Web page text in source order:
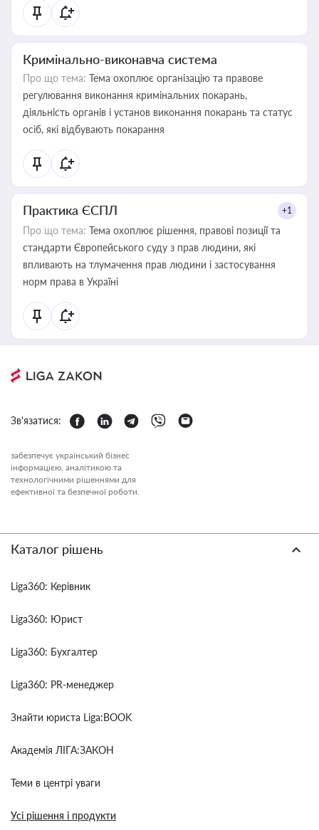
Кримінально-виконавча система
Про що тема: Тема охоплює організацію та правове
регулювання виконання кримінальних покарань,
діяльність органів і установ виконання покарань та статус
осіб, які відбувають покарання
Практика ЄСПЛ +1
Про що тема: Тема охоплює рішення, правові позиції та
стандарти Європейського суду з прав людини, які
впливають на тлумачення прав людини і застосування
норм права в Україні
Зв'язатися:
забезпечує український бізнес
інформацією, аналітикою та
технологічними рішеннями для
ефективної та безпечної роботи.
Каталог рішень
Liga360: Керівник
Liga360: Юрист
Liga360: Бухгалтер
Liga360: PR-менеджер
Знайти юриста Liga:BOOK
Академія ЛІГА:ЗАКОН
Теми в центрі уваги
Усі рішення і продукти